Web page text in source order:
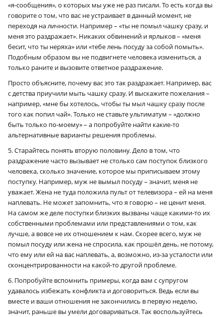
«я‑сообщения», о которых мы уже не раз писали. То есть когда вы
говорите о том, что вас не устраивает в данный момент, не
переходя на личности. Например – «ты не помыл чашку сразу, и
меня это раздражает». Никаких обвинений и ярлыков – «меня
бесит, что ты неряха» или «тебе лень посуду за собой помыть».
Подобным образом вы не подвигнете человека измениться, а
только раните и вызовите ответное раздражение.
Просто объясните, почему вас это так раздражает. Например, вас
с детства приучили мыть чашку сразу. И выскажите пожелания –
например, «мне бы хотелось, чтобы ты мыл чашку сразу после
того как попил чай». Только не ставьте ультиматум – «должно
быть только по-моему» – а попробуйте найти какие-то
альтернативные варианты решения проблемы.
5. Старайтесь понять вторую половину. Дело в том, что
раздражение часто вызывает не столько сам поступок близкого
человека, сколько значение, которое мы приписываем этому
поступку. Например, муж не вымыл посуду – значит, меня не
уважает. Жена не туда положила пульт от телевизора – ей на меня
наплевать. Не может запомнить, что я говорю – не ценит меня.
На самом же деле поступки близких вызваны чаще какими-то их
собственными проблемами или представлениями о том, как
лучше, а вовсе не их отношением к нам. Скорее всего, муж не
помыл посуду или жена не спросила, как прошёл день, не потому,
что ему или ей на вас наплевать, а, возможно, из-за усталости или
сконцентрированности на какой-то другой проблеме.
6. Попробуйте вспомнить примеры, когда вам с супругом
удавалось избежать конфликта и договориться. Ведь если вы
вместе и ваши отношения не закончились в первую неделю,
значит, раньше вы умели договариваться. Так воспользуйтесь